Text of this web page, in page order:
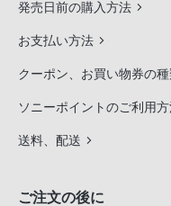
発売日前の購入方法
お支払い方法
クーポン、お買い物券の
ソニーポイントのご利用
送料、配送
ご注文の後に